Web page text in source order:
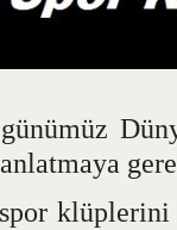
günümüz
spor